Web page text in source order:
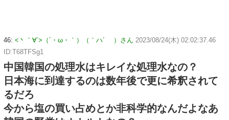
46: <丶｀∀´>（´・ω・｀）（｀ハ´ ）さん 2023/08/24(木) 02:02:37.46
ID:T68TFSg1
中国韓国の処理水はキレイな処理水なの？
日本海に到達するのは数年後で更に希釈されて
るだろ
今から塩の買い占めとか非科学的なんだよなあ